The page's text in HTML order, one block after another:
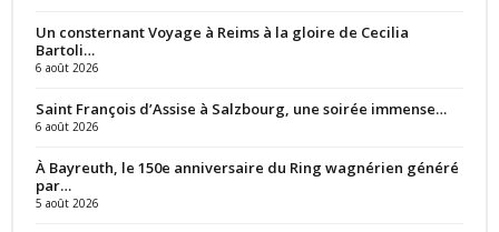
Un consternant Voyage à Reims à la gloire de Cecilia
Bartoli…
6 août 2026
Saint François d’Assise à Salzbourg, une soirée immense…
6 août 2026
À Bayreuth, le 150e anniversaire du Ring wagnérien généré
par…
5 août 2026